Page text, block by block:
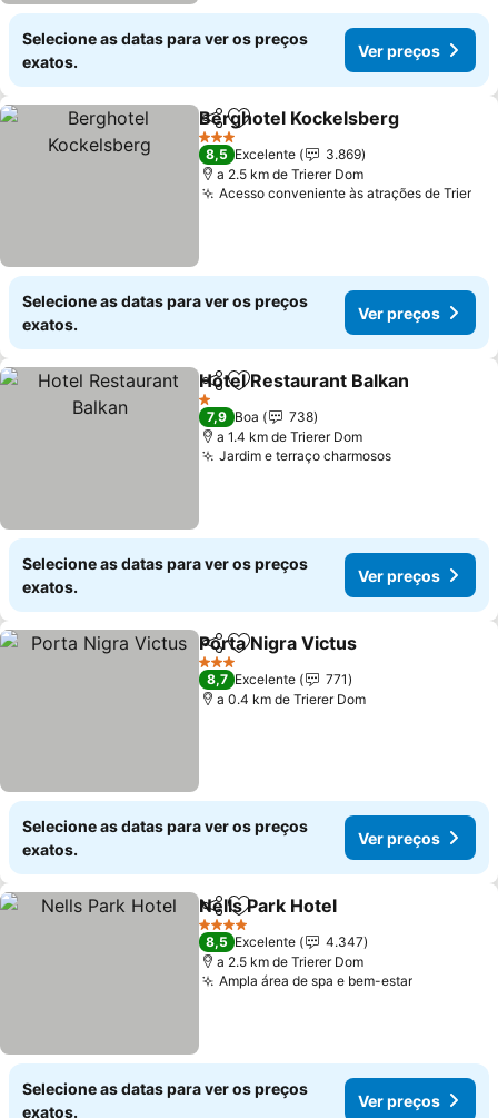
Selecione as datas para ver os preços
exatos.
Ver preços
PartilharAdicionar aos favoritos
Berghotel Kockelsberg
3 Estrelas
8,5 Excelente
3.869
a 2.5 km de Trierer Dom
Acesso conveniente às atrações de Trier
Selecione as datas para ver os preços
exatos.
Ver preços
PartilharAdicionar aos favoritos
Hotel Restaurant Balkan
1 Estrelas
7,9 Boa
738
a 1.4 km de Trierer Dom
Jardim e terraço charmososVer preços
Selecione as datas para ver os preços
exatos.
Ver preços
PartilharAdicionar aos favoritos
Porta Nigra Victus
3 Estrelas
8,7 Excelente
771
a 0.4 km de Trierer Dom
Selecione as datas para ver os preços
exatos.
Ver preços
PartilharAdicionar aos favoritos
Nells Park Hotel
4 Estrelas
8,5 Excelente
4.347
a 2.5 km de Trierer Dom
Ampla área de spa e bem-estarVer
Selecione as datas para ver os preços
exatos.
Ver preços